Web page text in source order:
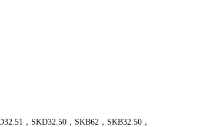
，SKD32.50，SKB62，SKB32.50，